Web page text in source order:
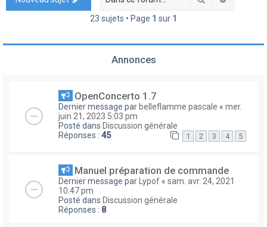
h
23 sujets • Page 1 sur 1
Annonces
OpenConcerto 1.7
Dernier message par belleflamme pascale « mer.
juin 21, 2023 5:03 pm
Posté dans Discussion générale
Réponses : 45 1 2 3 4 5
Manuel préparation de commande
Dernier message par Lypof « sam. avr. 24, 2021
10:47 pm
Posté dans Discussion générale
Réponses : 8